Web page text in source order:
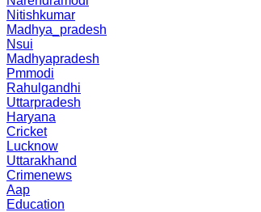
Nitishkumar
Madhya_pradesh
Nsui
Madhyapradesh
Pmmodi
Rahulgandhi
Uttarpradesh
Haryana
Cricket
Lucknow
Uttarakhand
Crimenews
Aap
Education